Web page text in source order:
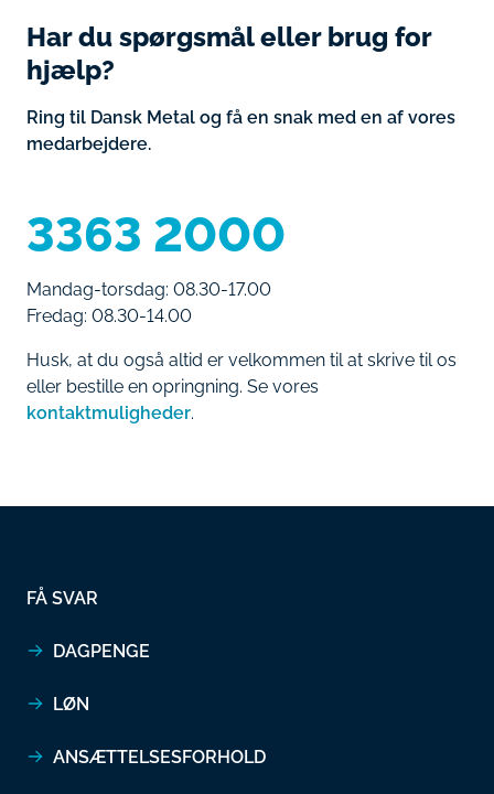
Har du spørgsmål eller brug for
hjælp?
Ring til Dansk Metal og få en snak med en af vores
medarbejdere.
3363 2000
Mandag-torsdag: 08.30-17.00
Fredag: 08.30-14.00
Husk, at du også altid er velkommen til at skrive til os
eller bestille en opringning. Se vores
kontaktmuligheder.
FÅ SVAR
DAGPENGE
LØN
ANSÆTTELSESFORHOLD